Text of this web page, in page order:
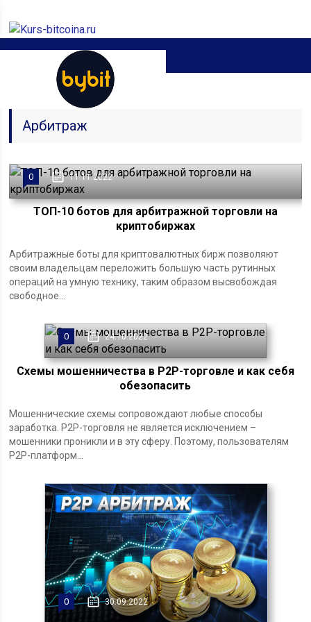
Арбитраж
0 11.11.2022
ТОП-10 ботов для арбитражной торговли на
криптобиржах
Арбитражные боты для криптовалютных бирж позволяют
своим владельцам переложить большую часть рутинных
операций на умную технику, таким образом высвобождая
свободное...
0 24.10.2022
Схемы мошенничества в P2P-торговле и как себя
обезопасить
Мошеннические схемы сопровождают любые способы
заработка. P2P-торговля не является исключением –
мошенники проникли и в эту сферу. Поэтому, пользователям
P2P-платформ...
0 30.09.2022